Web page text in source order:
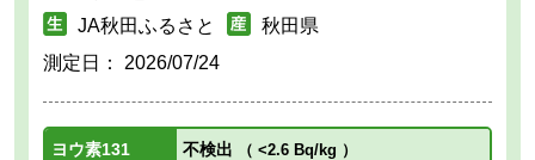
JA秋田ふるさと
秋田県
測定日： 2026/07/24
ヨウ素131 不検出 （ <2.6 Bq/kg ）